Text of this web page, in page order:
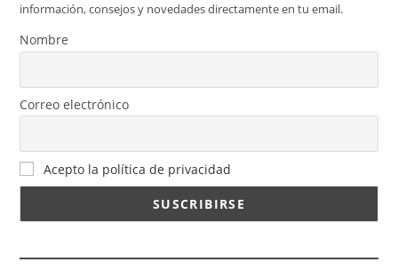
información, consejos y novedades directamente en tu email.
Nombre
Correo electrónico
Acepto la política de privacidad